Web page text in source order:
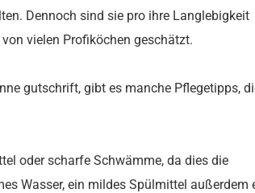
Dennoch sind sie pro ihre Langlebigkeit
vielen Profiköchen geschätzt.
gutschrift, gibt es manche Pflegetipps,
oder scharfe Schwämme, da dies die
Wasser, ein mildes Spülmittel außerdem